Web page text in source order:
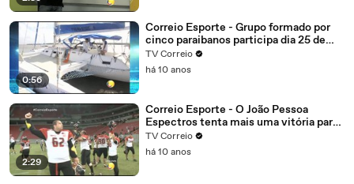
0:56
Correio Esporte - Grupo formado por
cinco paraibanos participa dia 25 de
setembro da edição 2016 da regata
refeno, considerada uma das maiores
TV Correio
há 10 anos
2:29
Correio Esporte - O João Pessoa
Espectros tenta mais uma vitória para
garantir vantagem
TV Correio
há 10 anos